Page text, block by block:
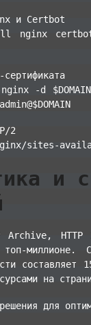
и Certbot
nginx
-d
2
sites-
и
Archive, HTTP
миллионе.
составляет
на
для